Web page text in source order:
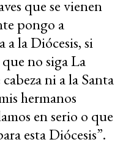
que se vienen
pongo a
la Diócesis, si
no siga La
ni a la Santa
hermanos
en serio o que
esta Diócesis”.